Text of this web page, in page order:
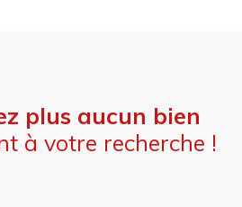
plus aucun bien
à votre recherche !